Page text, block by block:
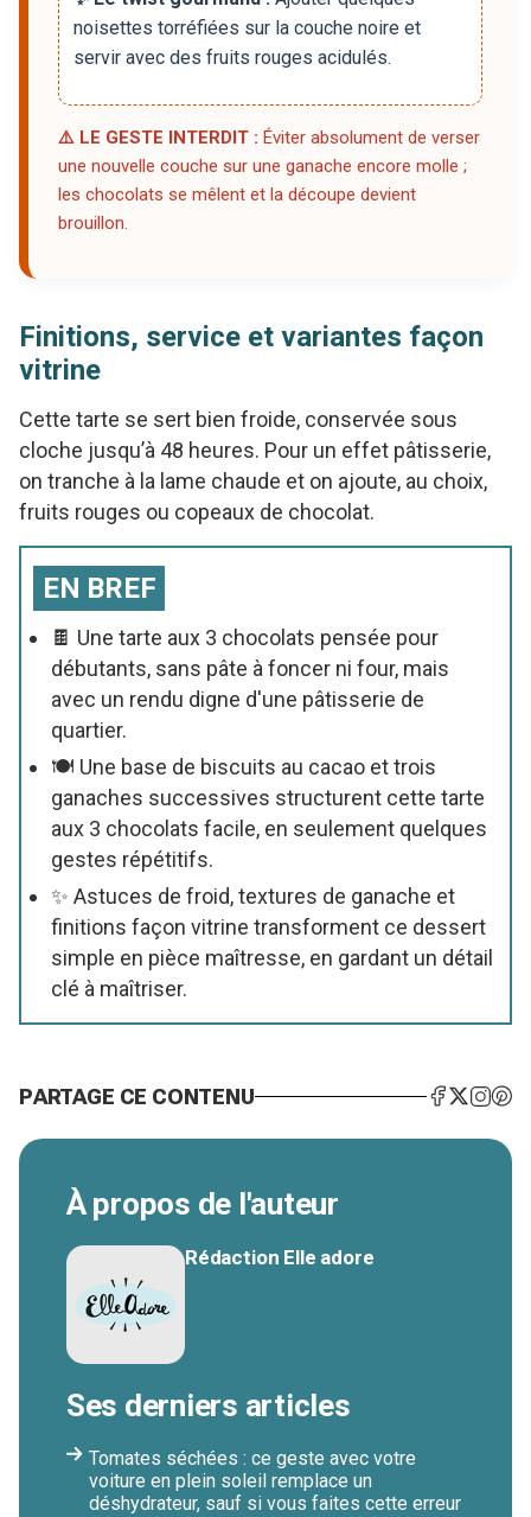
noisettes torréfiées sur la couche noire et
servir avec des fruits rouges acidulés.
⚠️ LE GESTE INTERDIT : Éviter absolument de verser
une nouvelle couche sur une ganache encore molle ;
les chocolats se mêlent et la découpe devient
brouillon.
Finitions, service et variantes façon
vitrine
Cette tarte se sert bien froide, conservée sous
cloche jusqu’à 48 heures. Pour un effet pâtisserie,
on tranche à la lame chaude et on ajoute, au choix,
fruits rouges ou copeaux de chocolat.
EN BREF
🍫 Une tarte aux 3 chocolats pensée pour
débutants, sans pâte à foncer ni four, mais
avec un rendu digne d'une pâtisserie de
quartier.
🍽️ Une base de biscuits au cacao et trois
ganaches successives structurent cette tarte
aux 3 chocolats facile, en seulement quelques
gestes répétitifs.
✨ Astuces de froid, textures de ganache et
finitions façon vitrine transforment ce dessert
simple en pièce maîtresse, en gardant un détail
clé à maîtriser.
PARTAGE CE CONTENU
À propos de l'auteur
Rédaction Elle adore
Ses derniers articles
Tomates séchées : ce geste avec votre
voiture en plein soleil remplace un
déshydrateur, sauf si vous faites cette erreur